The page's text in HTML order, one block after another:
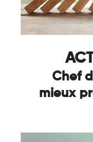
Chef
mieux